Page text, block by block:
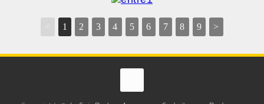
< 1 2 3 4 5 6 7 8 9 >